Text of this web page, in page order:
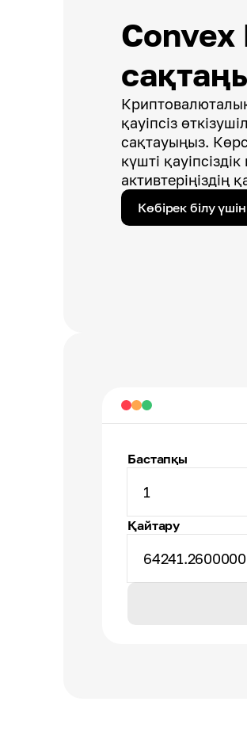
Криптовалюталық
қауіпсіз
сақтауыңыз.
күшті
активтеріңіздің
Көбірек білу үшін
Бастапқы
1
Қайтару